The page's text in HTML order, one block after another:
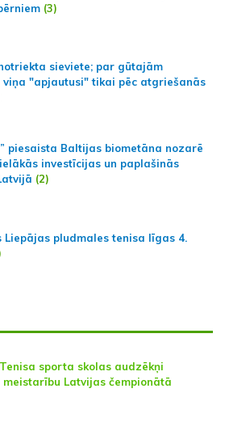
(3)
sieviete; par gūtajām
viņa "apjautusi" tikai pēc atgriešanās
piesaista Baltijas biometāna nozarē
investīcijas un paplašinās
(2)
Liepājas pludmales tenisa līgas 4.
sporta skolas audzēkņi
meistarību Latvijas čempionātā